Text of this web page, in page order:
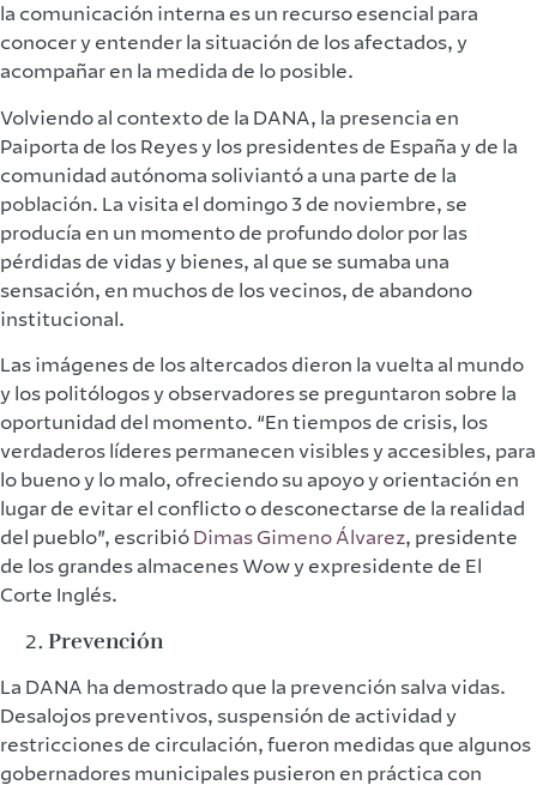
la comunicación interna es un recurso esencial para
conocer y entender la situación de los afectados, y
acompañar en la medida de lo posible.
Volviendo al contexto de la DANA, la presencia en
Paiporta de los Reyes y los presidentes de España y de la
comunidad autónoma soliviantó a una parte de la
población. La visita el domingo 3 de noviembre, se
producía en un momento de profundo dolor por las
pérdidas de vidas y bienes, al que se sumaba una
sensación, en muchos de los vecinos, de abandono
institucional.
Las imágenes de los altercados dieron la vuelta al mundo
y los politólogos y observadores se preguntaron sobre la
oportunidad del momento. “En tiempos de crisis, los
verdaderos líderes permanecen visibles y accesibles, para
lo bueno y lo malo, ofreciendo su apoyo y orientación en
lugar de evitar el conflicto o desconectarse de la realidad
del pueblo”, escribióDimas Gimeno Álvarez, presidente
de los grandes almacenes Wow y expresidente de El
Corte Inglés.
Prevención
La DANA ha demostrado que la prevención salva vidas.
Desalojos preventivos, suspensión de actividad y
restricciones de circulación, fueron medidas que algunos
gobernadores municipales pusieron en práctica con